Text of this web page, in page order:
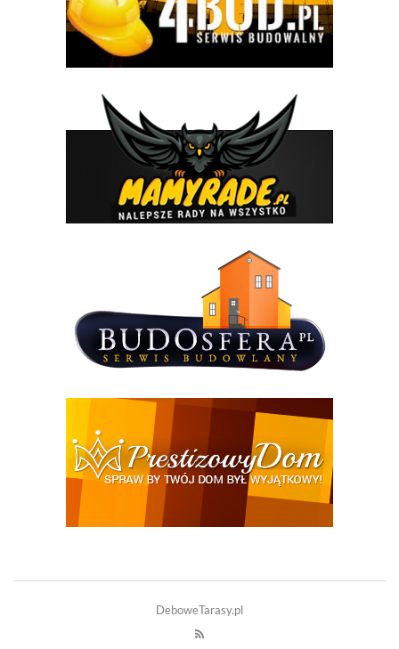
DeboweTarasy.pl